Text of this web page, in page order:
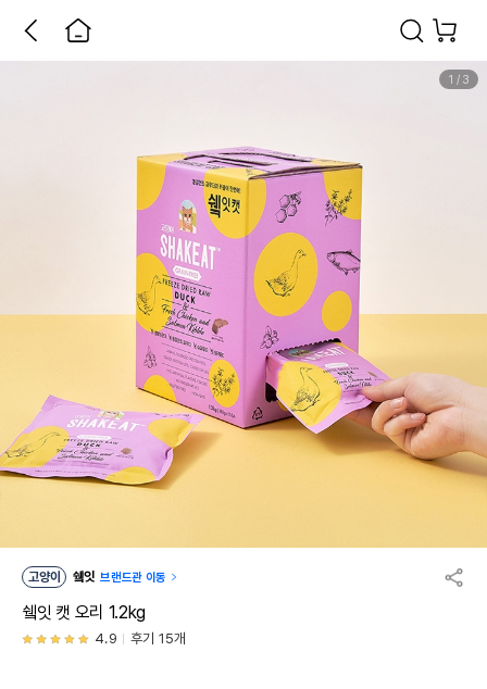
1 / 3
고양이 쉨잇 브랜드관 이동
쉨잇 캣 오리 1.2kg
4.9 후기 15개